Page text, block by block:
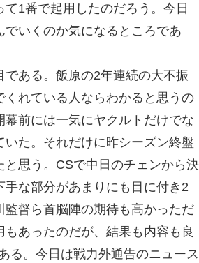
1番で起用したのだろう。今日
いくのか気になるところであ
ある。飯原の2年連続の大不振
れている人ならわかると思うの
前には一気にヤクルトだけでな
た。それだけに昨シーズン終盤
思う。CSで中日のチェンから決
な部分があまりにも目に付き2
督ら首脳陣の期待も高かっただ
あったのだが、結果も内容も良
る。今日は戦力外通告のニュース